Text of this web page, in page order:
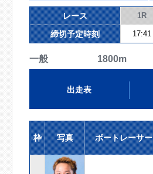
レース 1R
締切予定時刻 17:41
一般 1800m
出走表
枠 写真 ボートレーサー